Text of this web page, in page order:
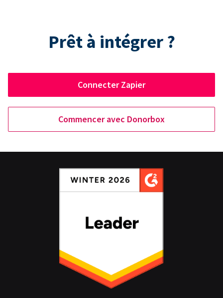
Prêt à intégrer ?
Connecter Zapier
Commencer avec Donorbox